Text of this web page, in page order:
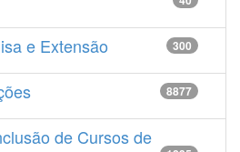
e Extensão 300
8877
de Cursos de